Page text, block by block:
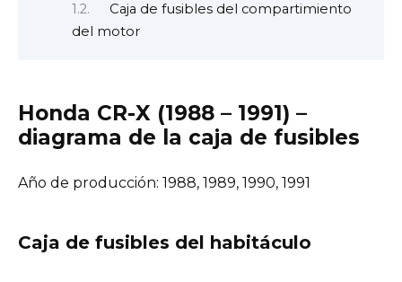
Caja de fusibles del compartimiento
del motor
Honda CR-X (1988 – 1991) –
diagrama de la caja de fusibles
Año de producción: 1988, 1989, 1990, 1991
Caja de fusibles del habitáculo